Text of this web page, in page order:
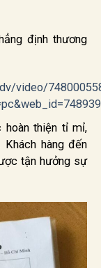
định thương
video/
hoàn thiện tỉ mỉ,
hàng đến
tận hưởng sự